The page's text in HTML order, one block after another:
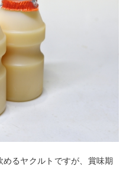
るヤクルトですが、賞味期